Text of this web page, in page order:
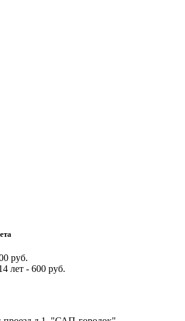
руб.
лет - 600 руб.